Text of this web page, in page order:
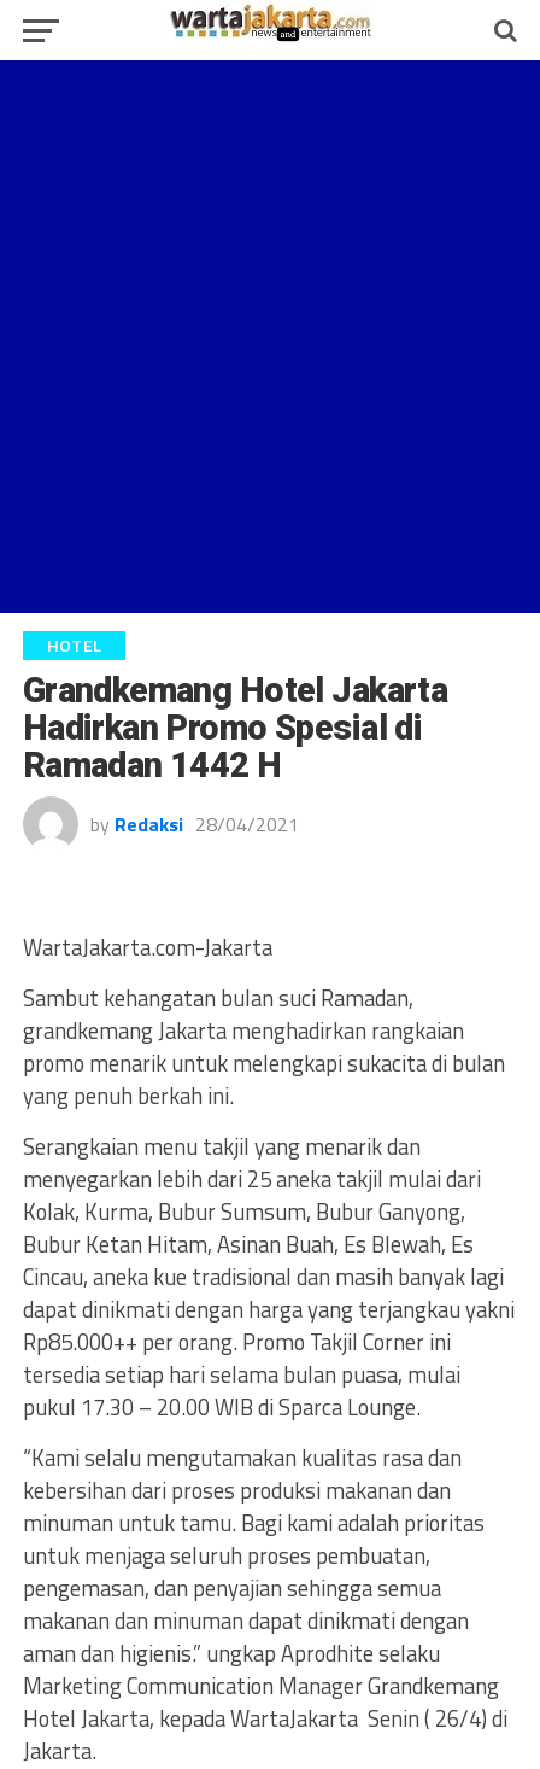
HOTEL
Grandkemang Hotel Jakarta
Hadirkan Promo Spesial di
Ramadan 1442 H
by Redaksi 28/04/2021
WartaJakarta.com-Jakarta
Sambut kehangatan bulan suci Ramadan,
grandkemang Jakarta menghadirkan rangkaian
promo menarik untuk melengkapi sukacita di bulan
yang penuh berkah ini.
Serangkaian menu takjil yang menarik dan
menyegarkan lebih dari 25 aneka takjil mulai dari
Kolak, Kurma, Bubur Sumsum, Bubur Ganyong,
Bubur Ketan Hitam, Asinan Buah, Es Blewah, Es
Cincau, aneka kue tradisional dan masih banyak lagi
dapat dinikmati dengan harga yang terjangkau yakni
Rp85.000++ per orang. Promo Takjil Corner ini
tersedia setiap hari selama bulan puasa, mulai
pukul 17.30 – 20.00 WIB di Sparca Lounge.
“Kami selalu mengutamakan kualitas rasa dan
kebersihan dari proses produksi makanan dan
minuman untuk tamu. Bagi kami adalah prioritas
untuk menjaga seluruh proses pembuatan,
pengemasan, dan penyajian sehingga semua
makanan dan minuman dapat dinikmati dengan
aman dan higienis.” ungkap Aprodhite selaku
Marketing Communication Manager Grandkemang
Hotel Jakarta, kepada WartaJakarta Senin ( 26/4) di
Jakarta.